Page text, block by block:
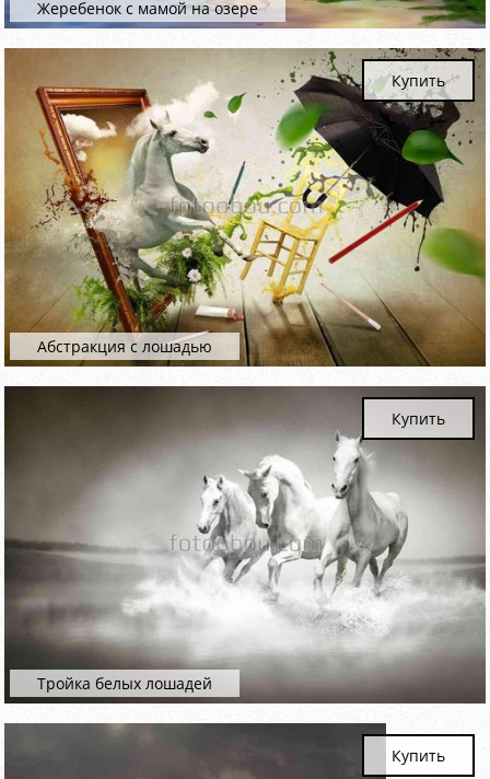
Жеребенок с мамой на озере
Абстракция с лошадью
Купить
Тройка белых лошадей
Купить
Купить